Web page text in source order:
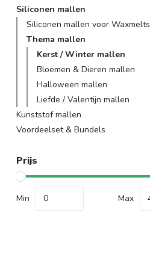
Siliconen mallen
Siliconen mallen voor Waxmelts
Thema mallen
Kerst / Winter mallen
Bloemen & Dieren mallen
Halloween mallen
Liefde / Valentijn mallen
Kunststof mallen
Voordeelset & Bundels
Prijs
Min Max